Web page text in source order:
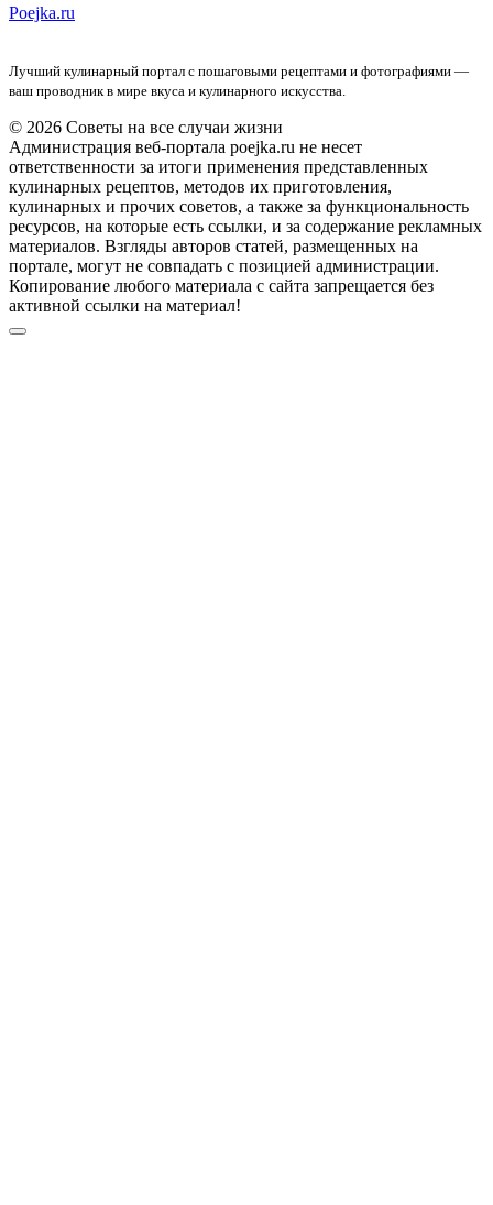
Poejka.ru
Лучший кулинарный портал с пошаговыми рецептами и фотографиями —
ваш проводник в мире вкуса и кулинарного искусства.
© 2026 Советы на все случаи жизни
Администрация веб-портала poejka.ru не несет
ответственности за итоги применения представленных
кулинарных рецептов, методов их приготовления,
кулинарных и прочих советов, а также за функциональность
ресурсов, на которые есть ссылки, и за содержание рекламных
материалов. Взгляды авторов статей, размещенных на
портале, могут не совпадать с позицией администрации.
Копирование любого материала с сайта запрещается без
активной ссылки на материал!